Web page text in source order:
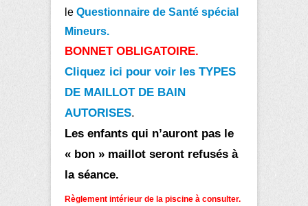
le Questionnaire de Santé spécial
Mineurs.
BONNET OBLIGATOIRE.
Cliquez ici pour voir les TYPES
DE MAILLOT DE BAIN
AUTORISES.
Les enfants qui n’auront pas le
« bon » maillot seront refusés à
la séance.
Règlement intérieur de la piscine à consulter.